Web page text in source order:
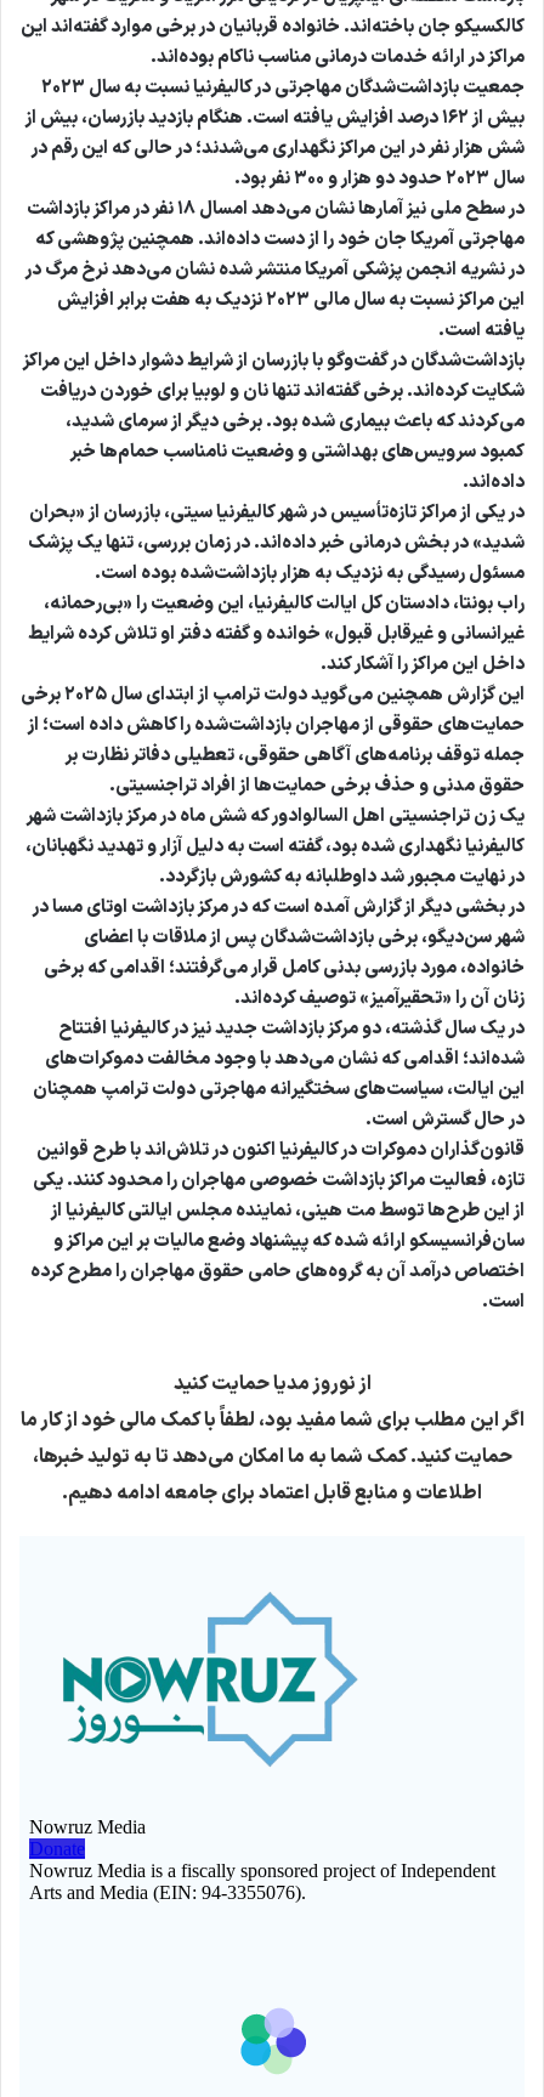
کالکسیکو جان باخته‌اند. خانواده قربانیان در برخی موارد گفته‌اند این
مراکز در ارائه خدمات درمانی مناسب ناکام بوده‌اند.
جمعیت بازداشت‌شدگان مهاجرتی در کالیفرنیا نسبت به سال ۲۰۲۳
بیش از ۱۶۲ درصد افزایش یافته است. هنگام بازدید بازرسان، بیش از
شش هزار نفر در این مراکز نگهداری می‌شدند؛ در حالی که این رقم در
سال ۲۰۲۳ حدود دو هزار و ۳۰۰ نفر بود.
در سطح ملی نیز آمارها نشان می‌دهد امسال ۱۸ نفر در مراکز بازداشت
مهاجرتی آمریکا جان خود را از دست داده‌اند. همچنین پژوهشی که
در نشریه انجمن پزشکی آمریکا منتشر شده نشان می‌دهد نرخ مرگ در
این مراکز نسبت به سال مالی ۲۰۲۳ نزدیک به هفت برابر افزایش
یافته است.
بازداشت‌شدگان در گفت‌وگو با بازرسان از شرایط دشوار داخل این مراکز
شکایت کرده‌اند. برخی گفته‌اند تنها نان و لوبیا برای خوردن دریافت
می‌کردند که باعث بیماری شده بود. برخی دیگر از سرمای شدید،
کمبود سرویس‌های بهداشتی و وضعیت نامناسب حمام‌ها خبر
داده‌اند.
در یکی از مراکز تازه‌تأسیس در شهر کالیفرنیا سیتی، بازرسان از «بحران
شدید» در بخش درمانی خبر داده‌اند. در زمان بررسی، تنها یک پزشک
مسئول رسیدگی به نزدیک به هزار بازداشت‌شده بوده است.
راب بونتا، دادستان کل ایالت کالیفرنیا، این وضعیت را «بی‌رحمانه،
غیرانسانی و غیرقابل قبول» خوانده و گفته دفتر او تلاش کرده شرایط
داخل این مراکز را آشکار کند.
این گزارش همچنین می‌گوید دولت ترامپ از ابتدای سال ۲۰۲۵ برخی
حمایت‌های حقوقی از مهاجران بازداشت‌شده را کاهش داده است؛ از
جمله توقف برنامه‌های آگاهی حقوقی، تعطیلی دفاتر نظارت بر
حقوق مدنی و حذف برخی حمایت‌ها از افراد تراجنسیتی.
یک زن تراجنسیتی اهل السالوادور که شش ماه در مرکز بازداشت شهر
کالیفرنیا نگهداری شده بود، گفته است به دلیل آزار و تهدید نگهبانان،
در نهایت مجبور شد داوطلبانه به کشورش بازگردد.
در بخشی دیگر از گزارش آمده است که در مرکز بازداشت اوتای مسا در
شهر سن‌دیگو، برخی بازداشت‌شدگان پس از ملاقات با اعضای
خانواده، مورد بازرسی بدنی کامل قرار می‌گرفتند؛ اقدامی که برخی
زنان آن را «تحقیرآمیز» توصیف کرده‌اند.
در یک سال گذشته، دو مرکز بازداشت جدید نیز در کالیفرنیا افتتاح
شده‌اند؛ اقدامی که نشان می‌دهد با وجود مخالفت دموکرات‌های
این ایالت، سیاست‌های سختگیرانه مهاجرتی دولت ترامپ همچنان
در حال گسترش است.
قانون‌گذاران دموکرات در کالیفرنیا اکنون در تلاش‌اند با طرح قوانین
تازه، فعالیت مراکز بازداشت خصوصی مهاجران را محدود کنند. یکی
از این طرح‌ها توسط مت هینی، نماینده مجلس ایالتی کالیفرنیا از
سان‌فرانسیسکو ارائه شده که پیشنهاد وضع مالیات بر این مراکز و
اختصاص درآمد آن به گروه‌های حامی حقوق مهاجران را مطرح کرده
است.
از نوروز مدیا حمایت کنید
اگر این مطلب برای شما مفید بود، لطفاً با کمک مالی خود از کار ما
حمایت کنید. کمک شما به ما امکان می‌دهد تا به تولید خبرها،
اطلاعات و منابع قابل اعتماد برای جامعه ادامه دهیم.